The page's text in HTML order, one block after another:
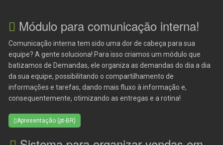
Módulo para comunicação interna!
Comunicação interna tem sido uma dor de cabeça para sua
equipe? A gente soluciona! Para isso criamos um módulo que
batizamos de Demandas, ele organiza as demandas do dia a dia
da sua equipe, possibilitando o compartilhamento de
informações e tarefas, dando mais fluxo à informação e,
consequentemente, otimizando as entregas e a rotina!
Apresentação (pt-BR)